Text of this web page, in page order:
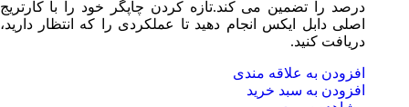
درصد را تضمین می کند.تازه کردن چاپگر خود را با کارتریج
اصلی دابل ایکس انجام دهید تا عملکردی را که انتظار دارید،
دریافت کنید.
افزودن به علاقه مندی
افزودن به سبد خرید